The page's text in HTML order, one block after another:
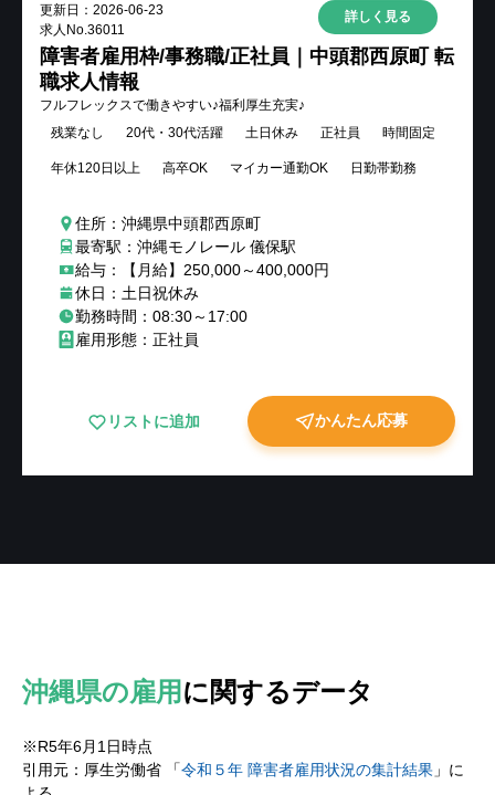
更新日： 2026-06-23
求人No. 36011
詳しく見る
障害者雇用枠/事務職/正社員｜中頭郡西原町 転
職求人情報
フルフレックスで働きやすい♪福利厚生充実♪
残業なし
20代・30代活躍 土日休み 正社員 時間固定
年休120日以上 高卒OK マイカー通勤OK 日勤帯勤務
住所：沖縄県中頭郡西原町
最寄駅：沖縄モノレール 儀保駅
給与：【月給】250,000～400,000円
休日：土日祝休み
勤務時間：08:30～17:00
雇用形態：正社員
リストに追加 かんたん応募
沖縄県の雇用 に関するデータ
※R5年6月1日時点
引用元：厚生労働省 「令和５年 障害者雇用状況の集計結果 」に